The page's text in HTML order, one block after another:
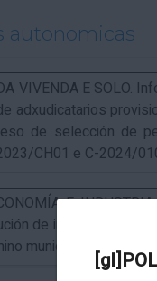
autonomicas
VIVENDA E
adxudicatarios
de selección de
CH01 e C-2024/
E
de instalacións
municipal da